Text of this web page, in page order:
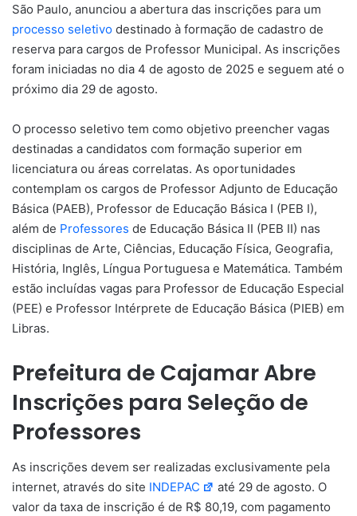
São Paulo, anunciou a abertura das inscrições para um
processo seletivo destinado à formação de cadastro de
reserva para cargos de Professor Municipal. As inscrições
foram iniciadas no dia 4 de agosto de 2025 e seguem até o
próximo dia 29 de agosto.
O processo seletivo tem como objetivo preencher vagas
destinadas a candidatos com formação superior em
licenciatura ou áreas correlatas. As oportunidades
contemplam os cargos de Professor Adjunto de Educação
Básica (PAEB), Professor de Educação Básica I (PEB I),
além de Professores de Educação Básica II (PEB II) nas
disciplinas de Arte, Ciências, Educação Física, Geografia,
História, Inglês, Língua Portuguesa e Matemática. Também
estão incluídas vagas para Professor de Educação Especial
(PEE) e Professor Intérprete de Educação Básica (PIEB) em
Libras.
Prefeitura de Cajamar Abre
Inscrições para Seleção de
Professores
As inscrições devem ser realizadas exclusivamente pela
internet, através do site INDEPAC
até 29 de agosto. O
valor da taxa de inscrição é de R$ 80,19, com pagamento